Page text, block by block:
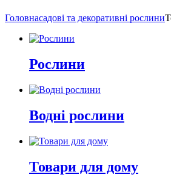
Головнасадові та декоративні рослини
Рослини
Водні рослини
Товари для дому